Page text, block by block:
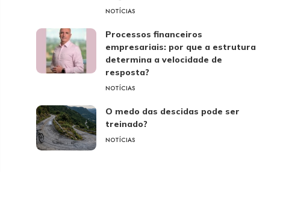
NOTÍCIAS
Processos financeiros
empresariais: por que a estrutura
determina a velocidade de
resposta?
NOTÍCIAS
O medo das descidas pode ser
treinado?
NOTÍCIAS